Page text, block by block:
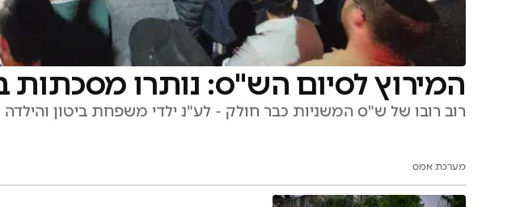
המירוץ לסיום הש"ס: נותרו מסכתות
רוב רובו של ש"ס המשניות כבר חולק - לע"נ ילדי משפחת ביטון
מערכת אמס